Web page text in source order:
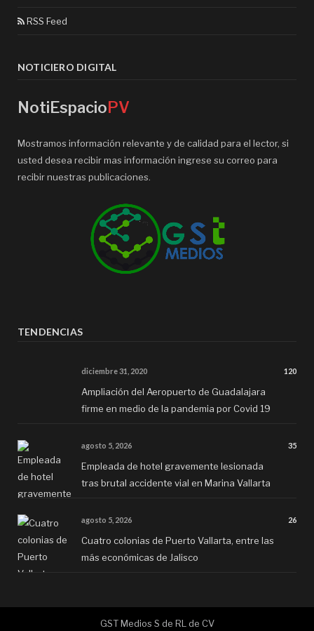
RSS Feed
NOTICIERO DIGITAL
NotiEspacioPV
Mostramos información relevante y de calidad para el lector, si
usted desea recibir mas información ingrese su correo para
recibir nuestras publicaciones.
TENDENCIAS
diciembre 31, 2020 120
Ampliación del Aeropuerto de Guadalajara
firme en medio de la pandemia por Covid 19
agosto 5, 2026 35
Empleada de hotel gravemente lesionada
tras brutal accidente vial en Marina Vallarta
agosto 5, 2026 26
Cuatro colonias de Puerto Vallarta, entre las
más económicas de Jalisco
GST Medios S de RL de CV